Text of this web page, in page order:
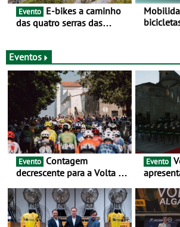
Evento
das quatro serras das
e 10 de Junho
usam
urbanas
Eventos
Evento
decrescente para a Volta a
as 17 equipas de 2026
Evento
novo